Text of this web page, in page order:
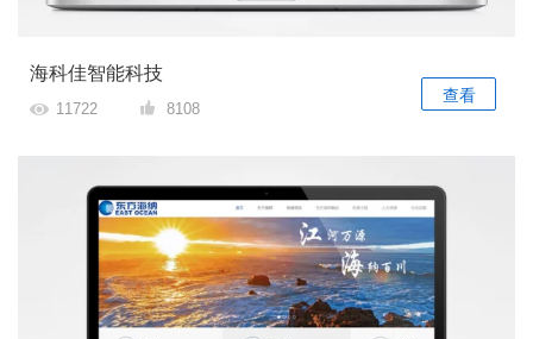
海科佳智能科技
11722 8108
查看